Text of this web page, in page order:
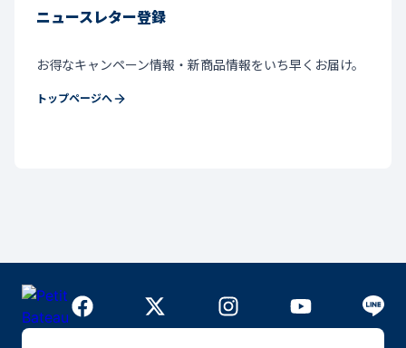
ニュースレター登録
お得なキャンペーン情報・新商品情報をいち早くお届け。
トップページへ